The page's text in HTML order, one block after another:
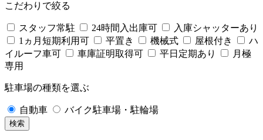
こだわりで絞る
スタッフ常駐 24時間入出庫可
入庫シャッターあり
1ヵ月短期利用可
平置き 機械式 屋根付き
ハ
イルーフ車可
車庫証明取得可 平日定期あり
月極
専用
駐車場の種類を選ぶ
自動車 バイク駐車場・駐輪場
検索